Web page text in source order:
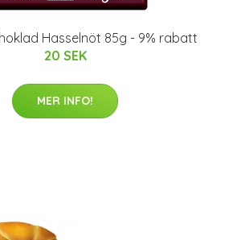
Hasselnöt 85g - 9% rabatt
20 SEK
MER INFO!